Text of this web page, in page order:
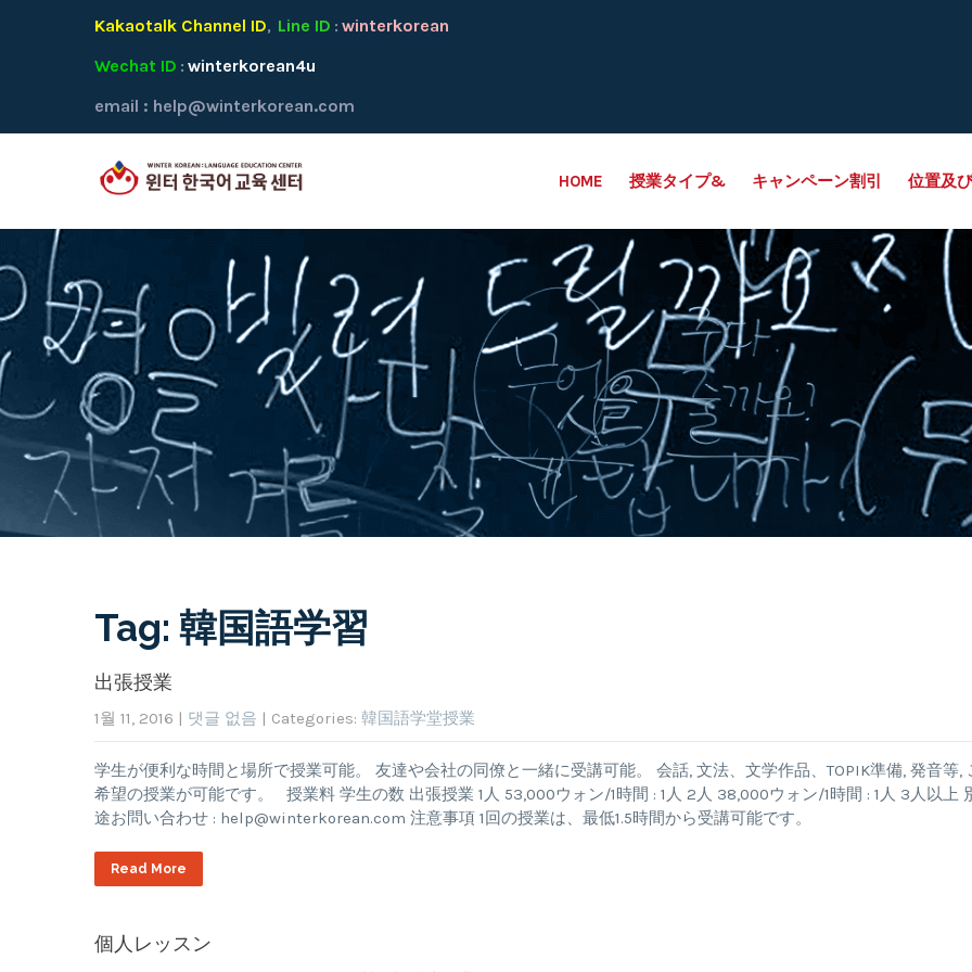
Kakaotalk Channel ID, Line ID : winterkorean
Wechat ID : winterkorean4u
email : help@winterkorean.com
HOME 授業タイプ& キャンペーン割引 位置及
Tag: 韓国語学習
出張授業
1월 11, 2016 | 댓글 없음 | Categories: 韓国語学堂授業
学生が便利な時間と場所で授業可能。 友達や会社の同僚と一緒に受講可能。 会話, 文法、文学作品、TOPIK準備, 発音等,
希望の授業が可能です。 授業料 学生の数 出張授業 1人 53,000ウォン/1時間 : 1人 2人 38,000ウォン/1時間 : 1人 3人以上
途お問い合わせ : help@winterkorean.com 注意事項 1回の授業は、最低1.5時間から受講可能です。
Read More
個人レッスン